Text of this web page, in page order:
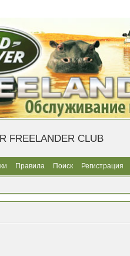
FREELANDER CLUB
Правила Поиск Регистрация